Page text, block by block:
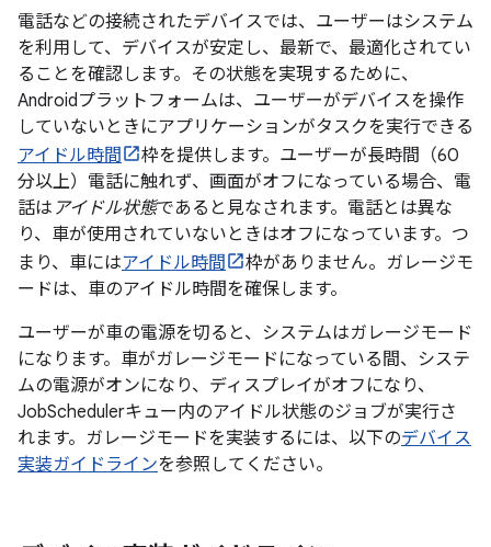
電話などの接続されたデバイスでは、ユーザーはシステム
を利用して、デバイスが安定し、最新で、最適化されてい
ることを確認します。その状態を実現するために、
Androidプラットフォームは、ユーザーがデバイスを操作
していないときにアプリケーションがタスクを実行できる
アイドル時間
枠を提供します。ユーザーが長時間（60
分以上）電話に触れず、画面がオフになっている場合、電
話は アイドル状態であると見なされます。電話とは異な
り、車が使用されていないときはオフになっています。つ
まり、車にはアイドル時間
枠がありません。ガレージモ
ードは、車のアイドル時間を確保します。
ユーザーが車の電源を切ると、システムはガレージモード
になります。車がガレージモードになっている間、システ
ムの電源がオンになり、ディスプレイがオフになり、
JobSchedulerキュー内のアイドル状態のジョブが実行さ
れます。ガレージモードを実装するには、以下のデバイス
実装ガイドラインを参照してください。